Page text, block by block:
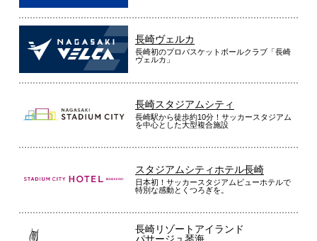
長崎ヴェルカ
長崎初のプロバスケットボールクラブ「長崎
ヴェルカ」
長崎スタジアムシティ
長崎駅から徒歩約10分！サッカースタジアム
を中心とした大型複合施設
スタジアムシティホテル長崎
日本初！サッカースタジアムビューホテルで
特別な感動とくつろぎを。
長崎リゾートアイランド